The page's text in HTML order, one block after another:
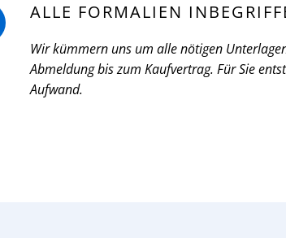
ALLE FORMALIEN
Wir kümmern uns um alle nötigen
Abmeldung bis zum Kaufvertrag. Für Sie
Aufwand.